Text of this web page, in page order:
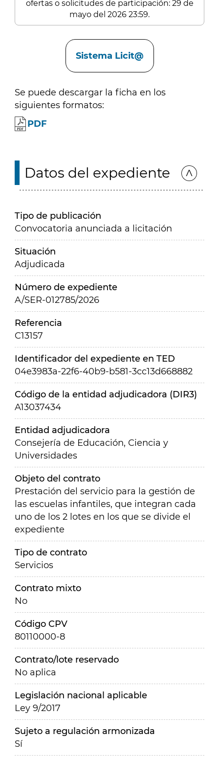
ofertas o solicitudes de participación: 29 de
mayo del 2026 23:59.
Sistema Licit@
Se puede descargar la ficha en los
siguientes formatos:
PDF
Datos del expediente
Tipo de publicación
Convocatoria anunciada a licitación
Situación
Adjudicada
Número de expediente
A/SER-012785/2026
Referencia
C13157
Identificador del expediente en TED
04e3983a-22f6-40b9-b581-3cc13d668882
Código de la entidad adjudicadora (DIR3)
A13037434
Entidad adjudicadora
Consejería de Educación, Ciencia y
Universidades
Objeto del contrato
Prestación del servicio para la gestión de
las escuelas infantiles, que integran cada
uno de los 2 lotes en los que se divide el
expediente
Tipo de contrato
Servicios
Contrato mixto
No
Código CPV
80110000-8
Contrato/lote reservado
No aplica
Legislación nacional aplicable
Ley 9/2017
Sujeto a regulación armonizada
Sí